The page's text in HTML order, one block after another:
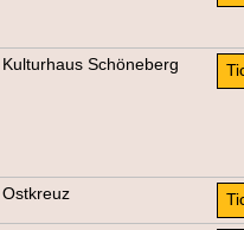
Kulturhaus Schöneberg
Ostkreuz